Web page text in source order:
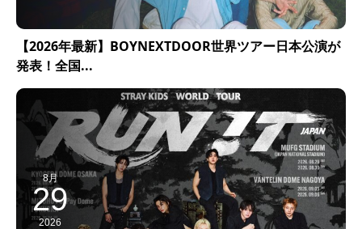
【2026年最新】BOYNEXTDOOR世界ツアー日本公演が
発表！全国...
8月
29
2026